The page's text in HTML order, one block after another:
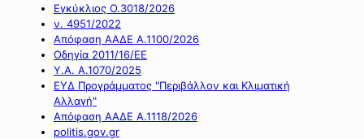
Εγκύκλιος Ο.3018/2026
ν. 4951/2022
Απόφαση ΑΑΔΕ Α.1100/2026
Οδηγία 2011/16/ΕΕ
Υ.Α. Α.1070/2025
ΕΥΔ Προγράμματος "Περιβάλλον και Κλιματική
Αλλαγή"
Απόφαση ΑΑΔΕ Α.1118/2026
politis.gov.gr